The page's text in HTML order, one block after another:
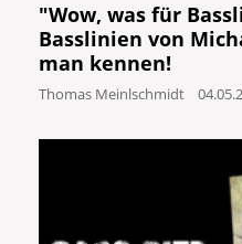
"Wow, was für
Basslinien von
man kennen!
Thomas Meinlschmidt